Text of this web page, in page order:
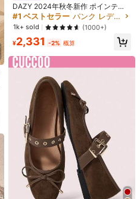
フェアリースタイル メッシュ ライン
ーズ、ユニークデザイン、通気性の
あるバレエフラット レディース、エ
ステティック
#6 ベストセラー ラインストーン 女性用フラット
300+ sold
2,236 -2% 概算
DAZY 2024年秋冬新作 ポインテッ
ドトゥフラットシューズ、スリッポ
ンワークローファー、カジュアル ソ
フトボトム ビンテージ レザー オッ
クスフォードシューズ、EU サイズ 4
1-43 ラージサイズ
#1 ベストセラー パンク レディースフラットシューズ
売り切れ間近！
#1 ベストセラー パンク レディースフラットシューズ
売り切れ間近！
#1 ベストセラー
売り切れ間近！
1k+ sold (1000+)
¥2,331 -2% 概算